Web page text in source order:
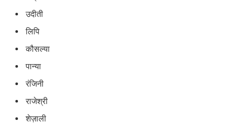
उदीती
लिपि
कौसल्या
पान्या
रंजिनी
राजेश्री
शेज़ाली